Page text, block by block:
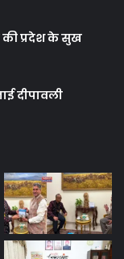
की प्रदेश के सुख
दीपावली